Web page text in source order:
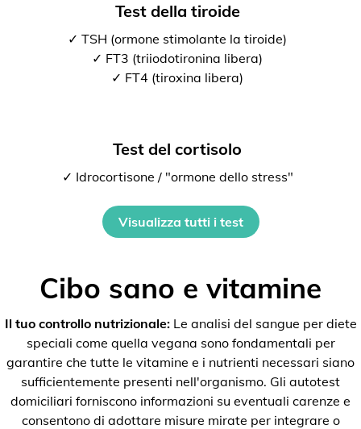
Test della tiroide
✓ TSH (ormone stimolante la tiroide)
✓ FT3 (triiodotironina libera)
✓ FT4 (tiroxina libera)
Test del cortisolo
✓ Idrocortisone / "ormone dello stress"
Visualizza tutti i test
Cibo sano e vitamine
Il tuo controllo nutrizionale:Le analisi del sangue per diete
speciali come quella vegana sono fondamentali per
garantire che tutte le vitamine e i nutrienti necessari siano
sufficientemente presenti nell'organismo. Gli autotest
domiciliari forniscono informazioni su eventuali carenze e
consentono di adottare misure mirate per integrare o